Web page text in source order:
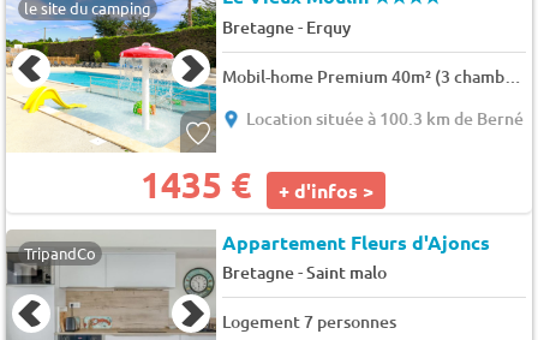
le site du camping
Bretagne- Erquy
Mobil-home Premium 40m² (3 chambres) + Terrasse + TV + Lave-vaisselle 6 pers.
Location située à 100.3 km de Berné
1435 € + d'infos >
TripandCo Appartement Fleurs d'Ajoncs
Bretagne-Saint malo
Logement 7 personnes